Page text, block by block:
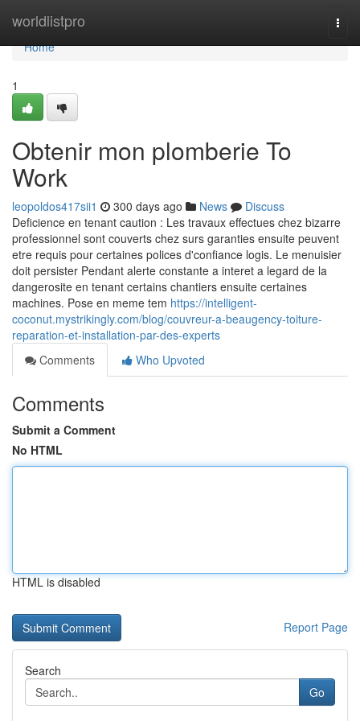
worldlistpro
Home
Home
1
Obtenir mon plomberie To
Work
leopoldos417sii1 300 days ago News
Discuss
Deficience en tenant caution : Les travaux effectues chez bizarre
professionnel sont couverts chez surs garanties ensuite peuvent
etre requis pour certaines polices d'confiance logis. Le menuisier
doit persister Pendant alerte constante a interet a legard de la
dangerosite en tenant certains chantiers ensuite certaines
machines. Pose en meme tem https://intelligent-
coconut.mystrikingly.com/blog/couvreur-a-beaugency-toiture-
reparation-et-installation-par-des-experts
Comments
Who Upvoted
Comments
Submit a Comment
No HTML
HTML is disabled
Report Page
Search
Go